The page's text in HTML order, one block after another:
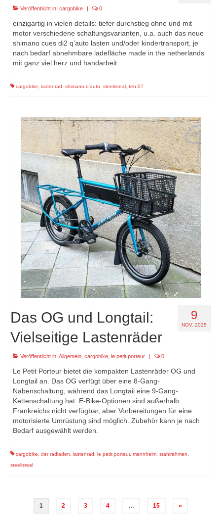
Veröffentlicht in: cargobike | 0
einzigartig in vielen details: tiefer durchstieg ohne und mit
motor verschiedene schaltungsvarianten, u.a. auch das neue
shimano cues di2 q’auto lasten und/oder kindertransport, je
nach bedarf abnehmbare ladefläche made in the netherlands
mit ganz viel herz und handarbeit
cargobike lastenrad shimano q'auto steelisreal ten:07
9
NOV. 2025
Das OG und Longtail:
Vielseitige Lastenräder
Veröffentlicht in: Allgemein cargobike le petit porteur | 0
Le Petit Porteur bietet die kompakten Lastenräder OG und
Longtail an. Das OG verfügt über eine 8-Gang-
Nabenschaltung, während das Longtail eine 9-Gang-
Kettenschaltung hat. E-Bike-Optionen sind außerhalb
Frankreichs nicht verfügbar, aber Vorbereitungen für eine
motorisierte Umrüstung sind möglich. Zubehör kann je nach
Bedarf ausgewählt werden.
cargobike der radladen lastenrad le petit porteur, mannheim stahlrahmen
steelisreal
Seitennummerierung
1 2 3 4 … 15 »